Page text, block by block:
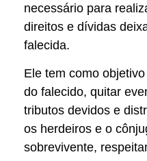
necessário para
direitos e dívidas
falecida.
Ele tem como
do falecido, quitar
tributos devidos e
os herdeiros e o
sobrevivente,